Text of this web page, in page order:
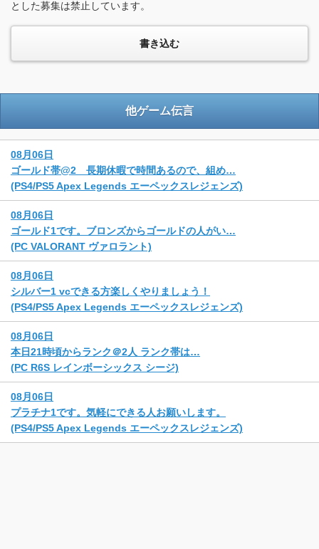
とした募集は禁止しています。
他ゲーム伝言
08月06日
ゴールド帯@2 長期休暇で時間あるので、組め…
(PS4/PS5 Apex Legends エーペックスレジェンズ)
08月06日
ゴールド1です。ブロンズからゴールドの人がい…
(PC VALORANT ヴァロラント)
08月06日
シルバー1 vcできる方楽しくやりましょう！
(PS4/PS5 Apex Legends エーペックスレジェンズ)
08月06日
本日21時頃からランク＠2人 ランク帯は…
(PC R6S レインボーシックス シージ)
08月06日
プラチナ1です。気軽にできる人お願いします。
(PS4/PS5 Apex Legends エーペックスレジェンズ)